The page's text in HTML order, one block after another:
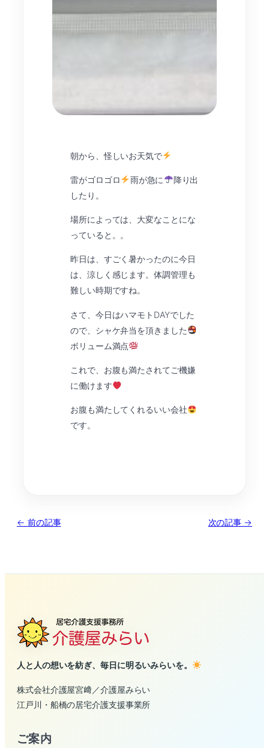
朝から、怪しいお天気で
雷がゴロゴロ 雨が急に
降り出
したり。
場所によっては、大変なことにな
っていると。。
昨日は、すごく暑かったのに今日
は、涼しく感じます。体調管理も
難しい時期ですね。
さて、今日はハマモトDAYでした
ので、シャケ弁当を頂きました
ボリューム満点
これで、お腹も満たされてご機嫌
に働けます
お腹も満たしてくれるいい会社
です。
← 前の記事 次の記事 →
人と人の想いを紡ぎ、毎日に明るいみらいを。
株式会社介護屋宮﨑／介護屋みらい
江戸川・船橋の居宅介護支援事業所
ご案内